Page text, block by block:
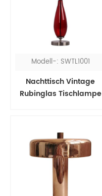
Modell-: SWTL1001
Nachttisch Vintage
Rubinglas Tischlampe